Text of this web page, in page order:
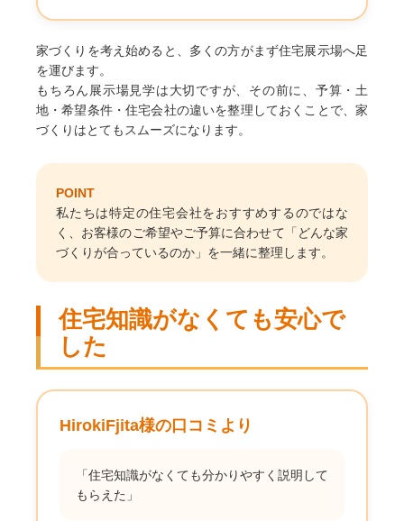
家づくりを考え始めると、多くの方がまず住宅展示場へ足
を運びます。
もちろん展示場見学は大切ですが、その前に、予算・土
地・希望条件・住宅会社の違いを整理しておくことで、家
づくりはとてもスムーズになります。
POINT
私たちは特定の住宅会社をおすすめするのではな
く、お客様のご希望やご予算に合わせて「どんな家
づくりが合っているのか」を一緒に整理します。
住宅知識がなくても安心で
した
HirokiFjita様の口コミより
「住宅知識がなくても分かりやすく説明して
もらえた」